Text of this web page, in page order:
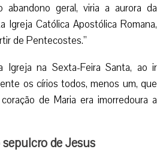
abandono geral, viria a aurora da
Igreja Católica Apostólica Romana,
de Pentecostes.”
Igreja na Sexta-Feira Santa, ao ir
os círios todos, menos um, que
de Maria era imorredoura a
de Jesus